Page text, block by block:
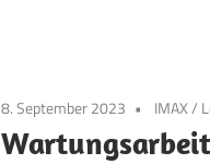
8. September 2023 IMAX/